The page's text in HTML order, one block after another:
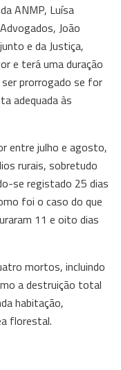
ANMP, Luísa
João
e da Justiça,
e terá uma duração
ser prorrogado se for
adequada às
entre julho e agosto,
rurais, sobretudo
se registado 25 dias
foi o caso do que
11 e oito dias
mortos, incluindo
a destruição total
habitação,
florestal.